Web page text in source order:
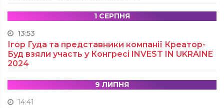
1 СЕРПНЯ
13:53
Ігор Гуда та представники компанії Креатор-
Буд взяли участь у Конгресі INVEST IN UKRAINE
2024
9 ЛИПНЯ
14:41